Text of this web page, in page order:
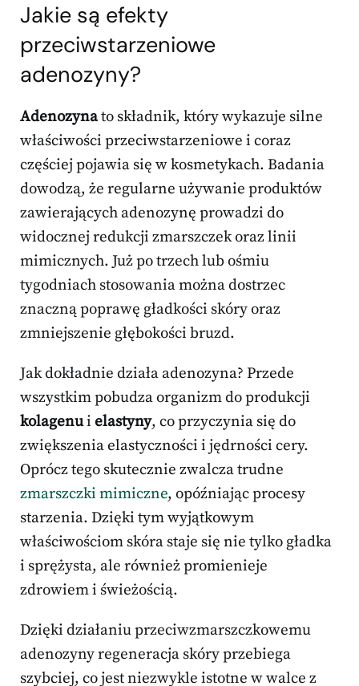
Jakie są efekty
przeciwstarzeniowe
adenozyny?
Adenozynato składnik, który wykazuje silne
właściwości przeciwstarzeniowe i coraz
częściej pojawia się w kosmetykach. Badania
dowodzą, że regularne używanie produktów
zawierających adenozynę prowadzi do
widocznej redukcji zmarszczek oraz linii
mimicznych. Już po trzech lub ośmiu
tygodniach stosowania można dostrzec
znaczną poprawę gładkości skóry oraz
zmniejszenie głębokości bruzd.
Jak dokładnie działa adenozyna? Przede
wszystkim pobudza organizm do produkcji
kolagenui elastyny, co przyczynia się do
zwiększenia elastyczności i jędrności cery.
Oprócz tego skutecznie zwalcza trudne
zmarszczki mimiczne, opóźniając procesy
starzenia. Dzięki tym wyjątkowym
właściwościom skóra staje się nie tylko gładka
i sprężysta, ale również promienieje
zdrowiem i świeżością.
Dzięki działaniu przeciwzmarszczkowemu
adenozyny regeneracja skóry przebiega
szybciej, co jest niezwykle istotne w walce z